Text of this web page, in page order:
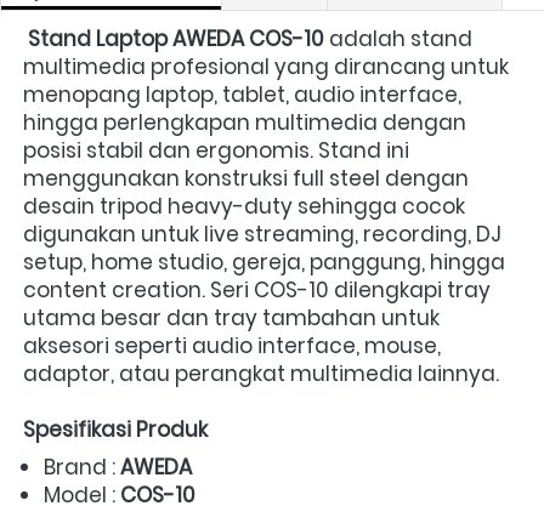
Stand Laptop AWEDA COS-10 adalah stand
multimedia profesional yang dirancang untuk
menopang laptop, tablet, audio interface,
hingga perlengkapan multimedia dengan
posisi stabil dan ergonomis. Stand ini
menggunakan konstruksi full steel dengan
desain tripod heavy-duty sehingga cocok
digunakan untuk live streaming, recording, DJ
setup, home studio, gereja, panggung, hingga
content creation. Seri COS-10 dilengkapi tray
utama besar dan tray tambahan untuk
aksesori seperti audio interface, mouse,
adaptor, atau perangkat multimedia lainnya.
Spesifikasi Produk
Brand : AWEDA
Model : COS-10